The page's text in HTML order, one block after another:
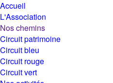
Accueil
L'Association
Nos chemins
Circuit patrimoine
Circuit bleu
Circuit rouge
Circuit vert